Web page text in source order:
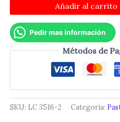
(m2)
Rollo
4m
cantidad
Añadir al carrito
Pedir mas información
Métodos de
SKU: LC 3516-2 Categoría: